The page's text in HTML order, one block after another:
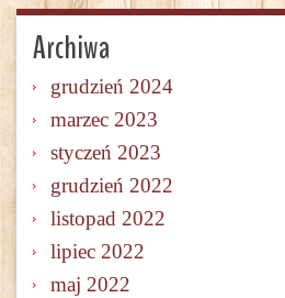
Archiwa
grudzień 2024
marzec 2023
styczeń 2023
grudzień 2022
listopad 2022
lipiec 2022
maj 2022